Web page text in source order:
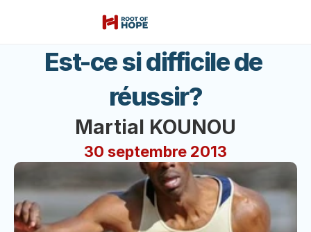
Est-ce si difficile de
réussir?
Martial KOUNOU
30 septembre 2013